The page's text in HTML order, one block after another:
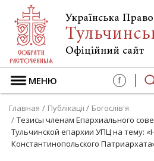
МЕНЮ f
Главная Публікації
Богослів'я
Тезисы членам Епархиального
Тульчинской епархии УПЦ на тему:
Константинопольского